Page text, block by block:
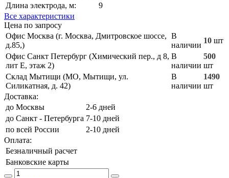
Длина электрода, м:
9
Все характеристики
Цена по запросу
Офис Москва (г. Москва, Дмитровское шоссе,
д.85,)
В
наличии
10 шт
Офис Санкт Петербург (Химический пер., д 8,
лит Е, этаж 2)
В
наличии
500
шт
Склад Мытищи (МО, Мытищи, ул.
Силикатная, д. 42)
В
наличии
1490
шт
Доставка:
до Москвы
2-6 дней
до Санкт - Петербурга 7-10 дней
по всей России
2-10 дней
Оплата:
Безналичный расчет
Банковские карты